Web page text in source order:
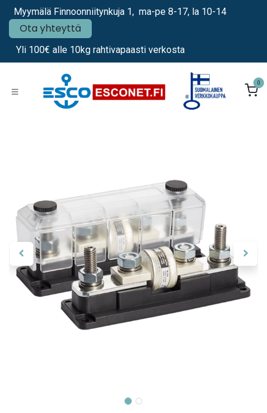
Siirry sisältöön
Myymälä Finnoonniitynkuja 1, ma-pe 8-17, la 10-14
Ota yhteyttä
Yli 100€ alle 10kg rahtivapaasti verkosta
0